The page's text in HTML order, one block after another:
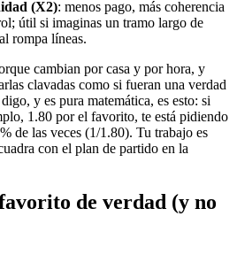
(X2): menos pago, más coherencia
útil si imaginas un tramo largo de
rompa líneas.
cambian por casa y por hora, y
clavadas como si fueran una verdad
y es pura matemática, es esto: si
1.80 por el favorito, te está pidiendo
de las veces (1/1.80). Tu trabajo es
con el plan de partido en la
de verdad (y no